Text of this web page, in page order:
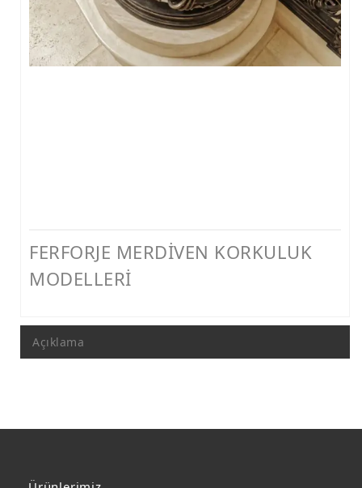
FERFORJE MERDİVEN KORKULUK
MODELLERİ
Açıklama